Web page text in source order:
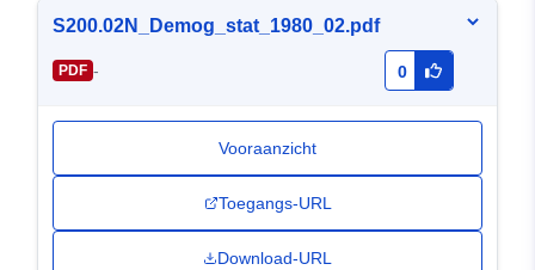
S200.02N_Demog_stat_1980_02.pdf
PDF - 0
Vooraanzicht
Toegangs-URL
Download-URL